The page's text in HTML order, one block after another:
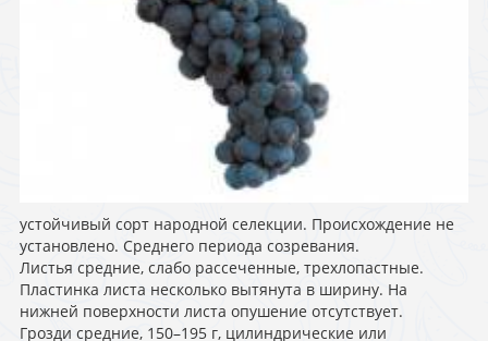
устойчивый сорт народной селекции. Происхождение не
установлено. Среднего периода созревания.
Листья средние, слабо рассеченные, трехлопастные.
Пластинка листа несколько вытянута в ширину. На
нижней поверхности листа опушение отсутствует.
Грозди средние, 150–195 г, цилиндрические или